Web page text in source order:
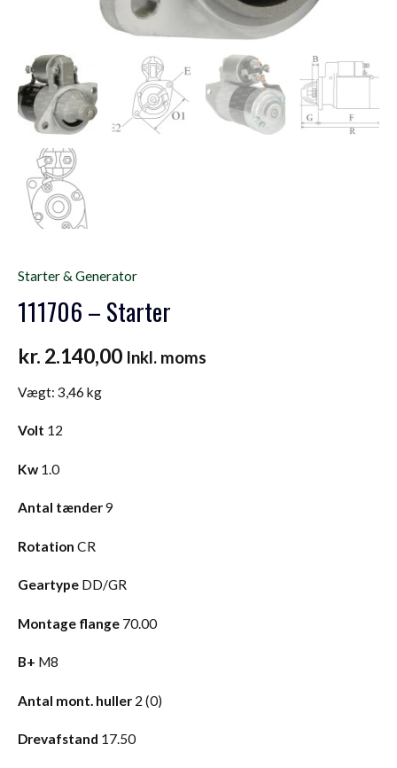
Starter & Generator
111706 – Starter
kr. 2.140,00 Inkl. moms
Vægt: 3,46 kg
Volt 12
Kw 1.0
Antal tænder9
Rotation CR
Geartype DD/GR
Montage flange 70.00
B+ M8
Antal mont. huller 2 (0)
Drevafstand 17.50